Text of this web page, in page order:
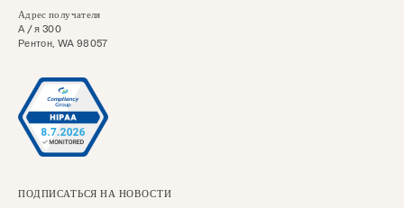
Адрес получателя
А / я 300
Рентон, WA 98057
ПОДПИСАТЬСЯ НА НОВОСТИ